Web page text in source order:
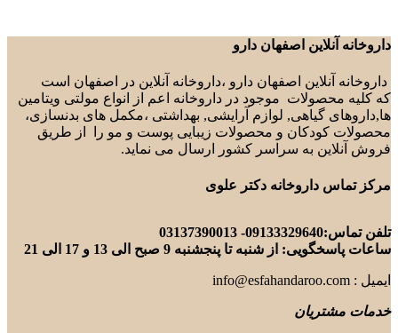
داروخانه آنلاین اصفهان دارو
داروخانه آنلاین اصفهان دارو ،داروخانه آنلاین در اصفهان است
که کلیه محصولات موجود در داروخانه اعم از انواع مولتی ویتامین
ها,داروهای گیاهی, لوازم آرایشی, بهداشتی ،مکمل های بدنسازی،
محصولات کودکان و محصولات زیبایی پوست و مو را از طریق
فروش آنلاین به سراسر کشور ارسال می نماید.
مرکز تماس داروخانه دکتر علوی
تلفن تماس:09133329640- 03137390013
ساعات پاسخگویی: از شنبه تا پنجشنبه 9 صبح الی 13 و 17 الی 21
ایمیل : info@esfahandaroo.com
خدمات مشتریان